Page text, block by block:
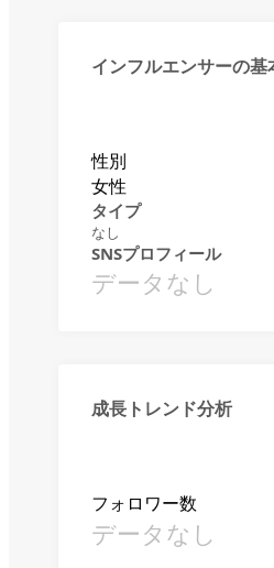
インフルエンサーの基
性別
女性
タイプ
なし
SNSプロフィール
データなし
成長トレンド分析
フォロワー数
データなし